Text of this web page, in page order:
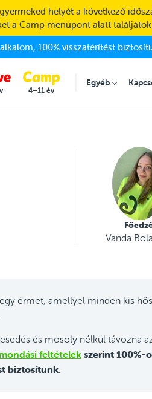
helyét a következő
a Camp menüpont alatt találjátok.
100% visszatérítést
4–11 év
EgyébSubmenu for
Vanda
érmet, amellyel minden kis
és mosoly nélkül távozna
feltételek szerint 100%-
biztosítunk.